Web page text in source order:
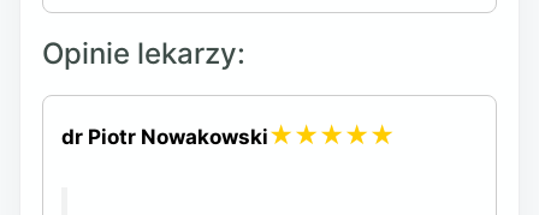
Opinie lekarzy:
dr Piotr Nowakowski★★★★★